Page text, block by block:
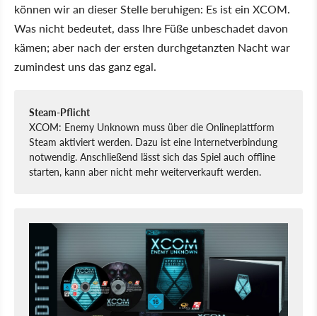
können wir an dieser Stelle beruhigen: Es ist ein XCOM.
Was nicht bedeutet, dass Ihre Füße unbeschadet davon
kämen; aber nach der ersten durchgetanzten Nacht war
zumindest uns das ganz egal.
Steam-Pflicht
XCOM: Enemy Unknown muss über die Onlineplattform
Steam aktiviert werden. Dazu ist eine Internetverbindung
notwendig. Anschließend lässt sich das Spiel auch offline
starten, kann aber nicht mehr weiterverkauft werden.